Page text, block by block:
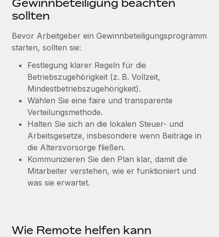
Gewinnbeteiligung beachten
sollten
Bevor Arbeitgeber ein Gewinnbeteiligungsprogramm
starten, sollten sie:
Festlegung klarer Regeln für die
Betriebszugehörigkeit (z. B. Vollzeit,
Mindestbetriebszugehörigkeit).
Wählen Sie eine faire und transparente
Verteilungsmethode.
Halten Sie sich an die lokalen Steuer- und
Arbeitsgesetze, insbesondere wenn Beiträge in
die Altersvorsorge fließen.
Kommunizieren Sie den Plan klar, damit die
Mitarbeiter verstehen, wie er funktioniert und
was sie erwartet.
Wie Remote helfen kann